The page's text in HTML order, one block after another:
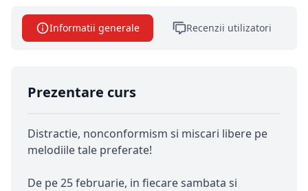
Informatii generale Recenzii utilizatori
Prezentare curs
Distractie, nonconformism si miscari libere pe
melodiile tale preferate!
De pe 25 februarie, in fiecare sambata si